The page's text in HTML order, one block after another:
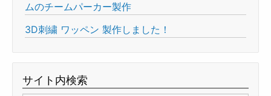
ムのチームパーカー製作
3D刺繍 ワッペン 製作しました！
サイト内検索